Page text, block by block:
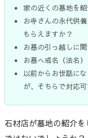
家の近くの墓地を
お寺さんの永代供
もらえますか？
お墓の引っ越しに
お墓へ戒名（法名
以前からお世話に
が、そちらで対応
石材店が墓地の紹介